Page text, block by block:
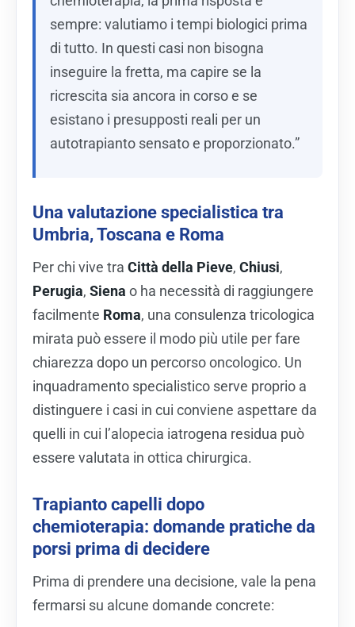
sempre: valutiamo i tempi biologici prima
di tutto. In questi casi non bisogna
inseguire la fretta, ma capire se la
ricrescita sia ancora in corso e se
esistano i presupposti reali per un
autotrapianto sensato e proporzionato.”
Una valutazione specialistica tra
Umbria, Toscana e Roma
Per chi vive tra Città della Pieve, Chiusi,
Perugia, Siena o ha necessità di raggiungere
facilmente Roma, una consulenza tricologica
mirata può essere il modo più utile per fare
chiarezza dopo un percorso oncologico. Un
inquadramento specialistico serve proprio a
distinguere i casi in cui conviene aspettare da
quelli in cui l’alopecia iatrogena residua può
essere valutata in ottica chirurgica.
Trapianto capelli dopo
chemioterapia: domande pratiche da
porsi prima di decidere
Prima di prendere una decisione, vale la pena
fermarsi su alcune domande concrete: